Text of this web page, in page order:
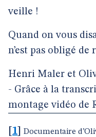
veille !
Quand on vous
n’est pas obligé
Henri Maler et
- Grâce à la
montage vidéo de
1
Documentaire